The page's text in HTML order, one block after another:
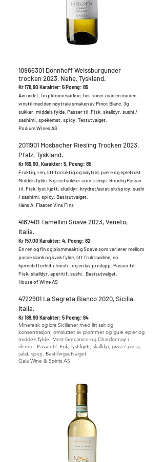
10966301 Dönnhoff Weissburgunder
trocken 2023, Nahe, Tyskland.
Kr 178,90 Karakter: 6 Poeng: 85
Avrundet, fin plommesødme, her finner man en moden
vinstil med den nøytrale smaken av Pinot Blanc. 3g
sukker, middels fylde. Passer til: Fisk, skalldyr, sushi /
sashimi, spekemat, spicy. Testutvalget.
Podium Wines AS
2011901 Mosbacher Riesling Trocken 2023,
Pfalz, Tyskland.
Kr 169,90, Karakter: 5, Poeng: 85
Fruktig, ren, litt forsiktig og nøytral, pære og eplefrukt.
Middels fylde. 5 g restsukker som trengs. Rimelig Passer
til: Fisk, lyst kjøtt, skalldyr, krydret/asiatisk/spicy, sushi
/ sashimi, spicy. Basisutvalget.
Hans A. Flaaten Vins Fins
4187401Tamellini Soave 2023, Veneto,
Italia.
Kr 157,00 Karakter: 4, Poeng: 82
En ren og fin og plommeaktig Soave som varierer mellom
passe slank og svak fylde, litt fruktsødme, en
kjernebitterhet i finish - og en lav prislapp. Passer til:
Fisk, skalldyr, aperitif, sushi. Basisutvalget.
House of Wine AS
4722901 La Segreta Bianco 2020, Sicilia,
Italia.
Kr 189,90 Karakter: 5 Poeng: 84
Mineralsk og bra Sicilianer med litt salt og
konsentrasjon, omsluttet av plommer og gule epler og
middels fylde. Mest Grecanico og Chardonnay i
denne. Passer til: Fisk, lyst kjøtt, skalldyr, pizza / pasta,
salat, spicy. Bestillingsutvalget.
Gaia Wine & Spirits AS